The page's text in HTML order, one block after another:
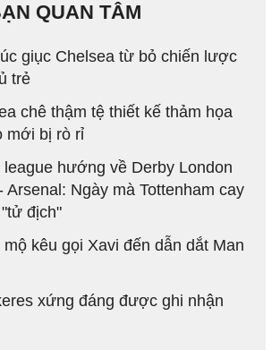
QUAN TÂM
giục Chelsea từ bỏ chiến lược
trẻ
chê thậm tệ thiết kế thảm họa
mới bị rò rỉ
league hướng về Derby London
Arsenal: Ngày mà Tottenham cay
địch"
kêu gọi Xavi đến dẫn dắt Man
xứng đáng được ghi nhận